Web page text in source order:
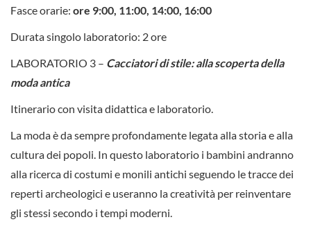
Fasce orarie: ore 9:00, 11:00, 14:00, 16:00
Durata singolo laboratorio: 2 ore
LABORATORIO 3 – Cacciatori di stile: alla scoperta della
moda antica
Itinerario con visita didattica e laboratorio.
La moda è da sempre profondamente legata alla storia e alla
cultura dei popoli. In questo laboratorio i bambini andranno
alla ricerca di costumi e monili antichi seguendo le tracce dei
reperti archeologici e useranno la creatività per reinventare
gli stessi secondo i tempi moderni.